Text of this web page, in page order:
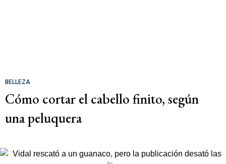
BELLEZA
Cómo cortar el cabello finito, según
una peluquera